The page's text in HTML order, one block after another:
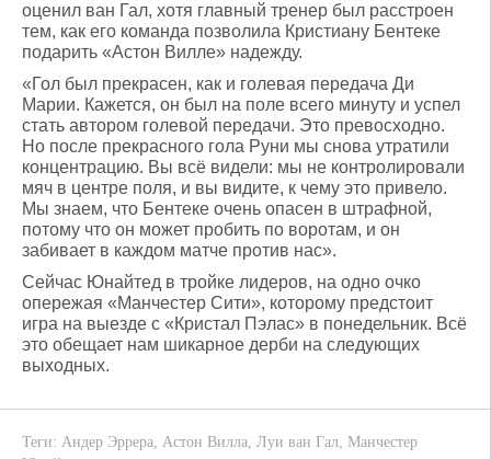
оценил ван Гал, хотя главный тренер был расстроен
тем, как его команда позволила Кристиану Бентеке
подарить «Астон Вилле» надежду.
«Гол был прекрасен, как и голевая передача Ди
Марии. Кажется, он был на поле всего минуту и успел
стать автором голевой передачи. Это превосходно.
Но после прекрасного гола Руни мы снова утратили
концентрацию. Вы всё видели: мы не контролировали
мяч в центре поля, и вы видите, к чему это привело.
Мы знаем, что Бентеке очень опасен в штрафной,
потому что он может пробить по воротам, и он
забивает в каждом матче против нас».
Сейчас Юнайтед в тройке лидеров, на одно очко
опережая «Манчестер Сити», которому предстоит
игра на выезде с «Кристал Пэлас» в понедельник. Всё
это обещает нам шикарное дерби на следующих
выходных.
Теги: Андер Эррера, Астон Вилла, Луи ван Гал, Манчестер